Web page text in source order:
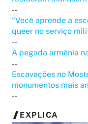
--
“Você aprende a
queer no serviço
--
A pegada armênia
--
Escavações no
monumentos mais
--
EXPLICA